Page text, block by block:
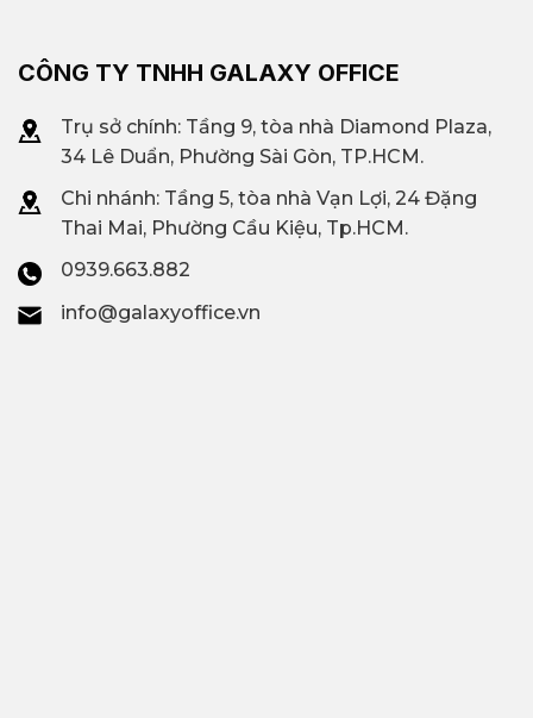
CÔNG TY TNHH GALAXY OFFICE
Trụ sở chính: Tầng 9, tòa nhà Diamond Plaza,
34 Lê Duẩn, Phường Sài Gòn, TP.HCM.
Chi nhánh: Tầng 5, tòa nhà Vạn Lợi, 24 Đặng
Thai Mai, Phường Cầu Kiệu, Tp.HCM.
0939.663.882
info@galaxyoffice.vn